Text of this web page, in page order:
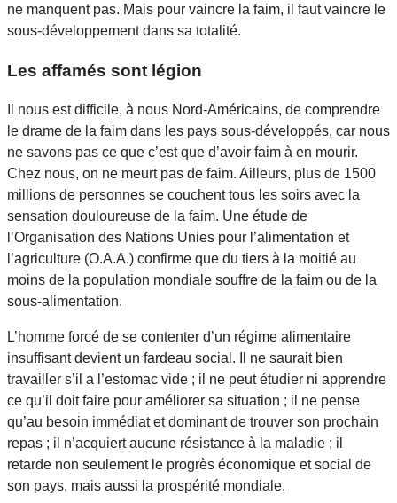
ne manquent pas. Mais pour vaincre la faim, il faut vaincre le
sous-développement dans sa totalité.
Les affamés sont légion
Il nous est difficile, à nous Nord-Américains, de comprendre
le drame de la faim dans les pays sous-développés, car nous
ne savons pas ce que c’est que d’avoir faim à en mourir.
Chez nous, on ne meurt pas de faim. Ailleurs, plus de 1500
millions de personnes se couchent tous les soirs avec la
sensation douloureuse de la faim. Une étude de
l’Organisation des Nations Unies pour l’alimentation et
l’agriculture (O.A.A.) confirme que du tiers à la moitié au
moins de la population mondiale souffre de la faim ou de la
sous-alimentation.
L’homme forcé de se contenter d’un régime alimentaire
insuffisant devient un fardeau social. Il ne saurait bien
travailler s’il a l’estomac vide ; il ne peut étudier ni apprendre
ce qu’il doit faire pour améliorer sa situation ; il ne pense
qu’au besoin immédiat et dominant de trouver son prochain
repas ; il n’acquiert aucune résistance à la maladie ; il
retarde non seulement le progrès économique et social de
son pays, mais aussi la prospérité mondiale.